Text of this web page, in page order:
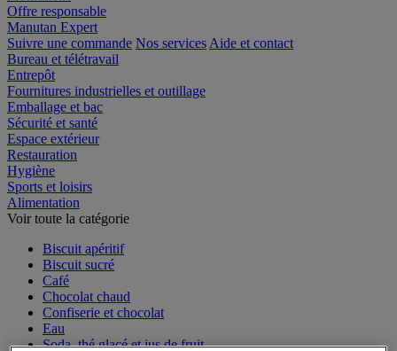
Promotions
Offre responsable
Manutan Expert
Suivre une commande
Bureau et télétravail
Entrepôt
Fournitures industrielles et outillage
Emballage et bac
Sécurité et santé
Espace extérieur
Restauration
Hygiène
Sports et loisirs
Alimentation
Biscuit apéritif
Biscuit sucré
Café
Chocolat chaud
Confiserie et chocolat
Eau